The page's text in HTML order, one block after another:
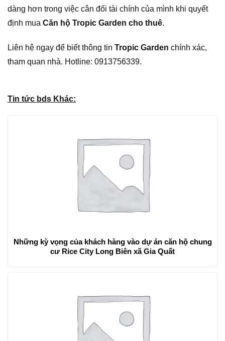
dàng hơn trong việc cân đối tài chính của mình khi quyết
định mua Căn hộ Tropic Garden cho thuê.
Liên hệ ngay để biết thông tin Tropic Garden chính xác,
tham quan nhà. Hotline: 0913756339.
Tin tức bds Khác:
Những kỳ vọng của khách hàng vào dự án căn hộ chung
cư Rice City Long Biên xã Gia Quất